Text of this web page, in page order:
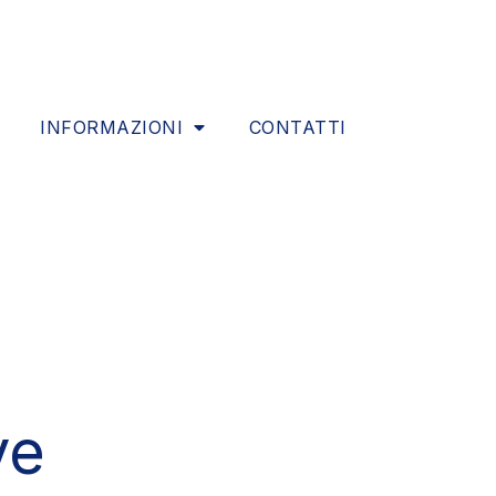
INFORMAZIONI CONTATTI